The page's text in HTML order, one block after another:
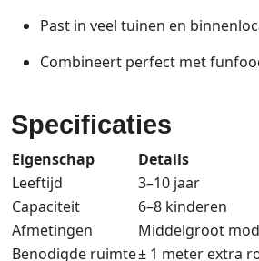
Past in veel tuinen en
Combineert perfect met
Specificaties
Eigenschap
Details
Leeftijd
3–10 jaar
Capaciteit
6–8 kinderen
Afmetingen
Middelgroot
Benodigde ruimte± 1 meter extra